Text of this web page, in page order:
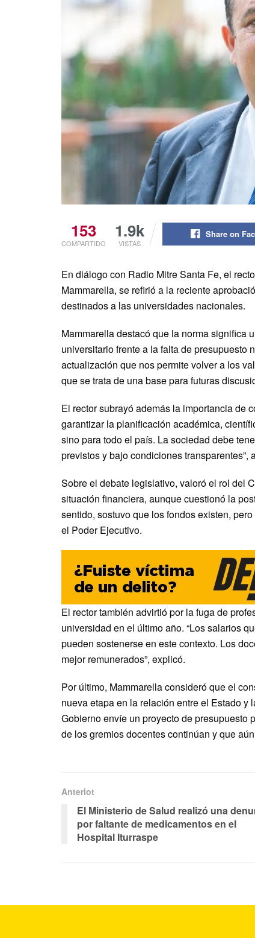
153
COMPARTIDO
1.9k
VISTAS
Share on
En diálogo con Radio Mitre Santa Fe, el
Mammarella, se refirió a la reciente
destinados a las universidades nacionales.
Mammarella destacó que la norma significa
universitario frente a la falta de presupuesto
actualización que nos permite volver a los
que se trata de una base para futuras
El rector subrayó además la importancia de
garantizar la planificación académica,
sino para todo el país. La sociedad debe
previstos y bajo condiciones transparentes”,
Sobre el debate legislativo, valoró el rol del
situación financiera, aunque cuestionó la
sentido, sostuvo que los fondos existen,
el Poder Ejecutivo.
El rector también advirtió por la fuga de
universidad en el último año. “Los salarios
pueden sostenerse en este contexto. Los
mejor remunerados”, explicó.
Por último, Mammarella consideró que el
nueva etapa en la relación entre el Estado
Gobierno envíe un proyecto de presupuesto
de los gremios docentes continúan y que
Anteriot
El Ministerio de Salud realizó una
por faltante de medicamentos en el
Hospital Iturraspe